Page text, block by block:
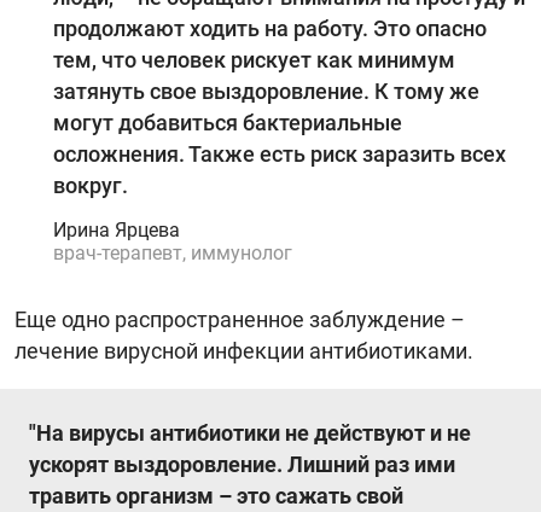
продолжают ходить на работу. Это опасно
тем, что человек рискует как минимум
затянуть свое выздоровление. К тому же
могут добавиться бактериальные
осложнения. Также есть риск заразить всех
вокруг.
Ирина Ярцева
врач-терапевт, иммунолог
Еще одно распространенное заблуждение –
лечение вирусной инфекции антибиотиками.
"На вирусы антибиотики не действуют и не
ускорят выздоровление. Лишний раз ими
травить организм – это сажать свой